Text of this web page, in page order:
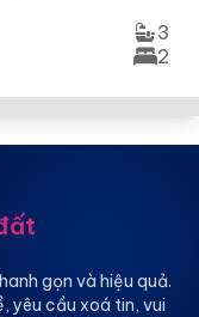
3
2
gọn và hiệu quả.
yêu cầu xoá tin, vui